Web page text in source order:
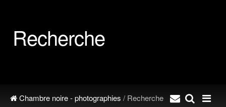
Recherche
Chambre noire - photographies / Recherche